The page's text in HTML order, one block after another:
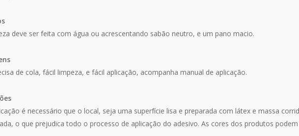
deve ser feita com água ou acrescentando sabão neutro, e um pano macio.
de cola, fácil limpeza, e fácil aplicação, acompanha manual de aplicação.
é necessário que o local, seja uma superfície lisa e preparada com látex e massa
o que prejudica todo o processo de aplicação do adesivo. As cores dos produtos